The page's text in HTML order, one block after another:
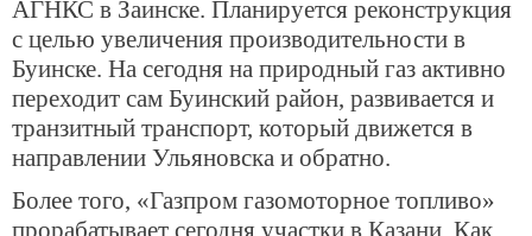
АГНКС в Заинске. Планируется реконструкция
с целью увеличения производительности в
Буинске. На сегодня на природный газ активно
переходит сам Буинский район, развивается и
транзитный транспорт, который движется в
направлении Ульяновска и обратно.
Более того, «Газпром газомоторное топливо»
прорабатывает сегодня участки в Казани. Как